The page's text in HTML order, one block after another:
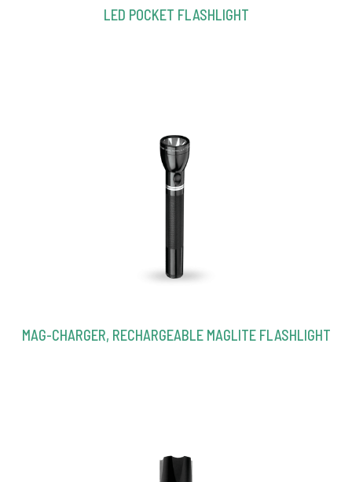
LED POCKET FLASHLIGHT
MAG-CHARGER, RECHARGEABLE MAGLITE FLASHLIGHT